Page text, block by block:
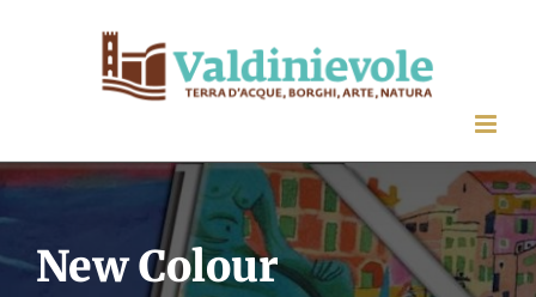
New Colour